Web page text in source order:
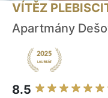
VÍTĚZ
Apartmány
8.5